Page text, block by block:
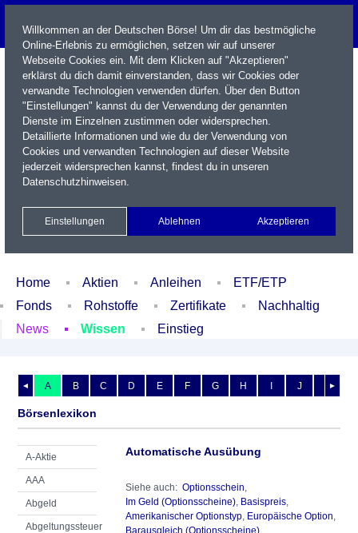
Name / WKN / ISIN / Kürzel
Xetra Realtime
Watchlist Portfolio Login
Home Aktien Anleihen
ETF/ETP
Fonds
Rohstoffe Zertifikate
Nachhaltig
News
Wissen Einstieg
◄ ►
A B C D E F G H I J K
Börsenlexikon
A-Aktie
AAA
Abgeld
Abgeltungssteuer
Automatische Ausübung
Siehe auch: Optionsschein,
Im Geld (Optionsscheine), Basispreis,
Amerikanischer Optionstyp, Europäische Option,
Barausgleich (Optionsscheine),
Willkommen an der Deutschen Börse! Um dir das bestmögliche
Online-Erlebnis zu ermöglichen, setzen wir auf unserer
Webseite Cookies ein. Mit dem Klicken auf "Akzeptieren"
erklärst du dich damit einverstanden, dass wir Cookies oder
verwandte Technologien verwenden dürfen. Über den Button
"Einstellungen" kannst du der Verwendung der genannten
Dienste im Einzelnen zustimmen oder widersprechen.
Detaillierte Informationen und wie du der Verwendung von
Cookies und verwandten Technologien auf dieser Website
jederzeit widersprechen kannst, findest du in unseren
Datenschutzhinweisen.
Einstellungen Ablehnen Akzeptieren